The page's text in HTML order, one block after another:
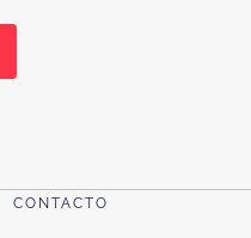
CONTACTO